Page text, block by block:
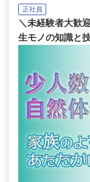
正社員
＼未経験者大歓
生モノの知識と